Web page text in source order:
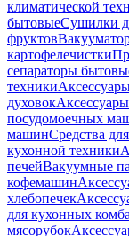
климатической
бытовыеСушилки
фруктов
картофелечистки
сепараторы
техники
духовок
посудомоечных
машинСредства
кухонной техники
печейВакуумные
кофемашин
хлебопечек
для кухонных
мясорубок